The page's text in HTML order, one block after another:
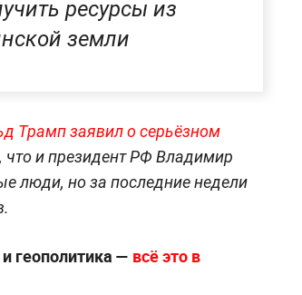
ресурсы из
земли
Трамп заявил о серьёзном
что и президент РФ Владимир
люди, но за последние недели
геополитика — всё это в